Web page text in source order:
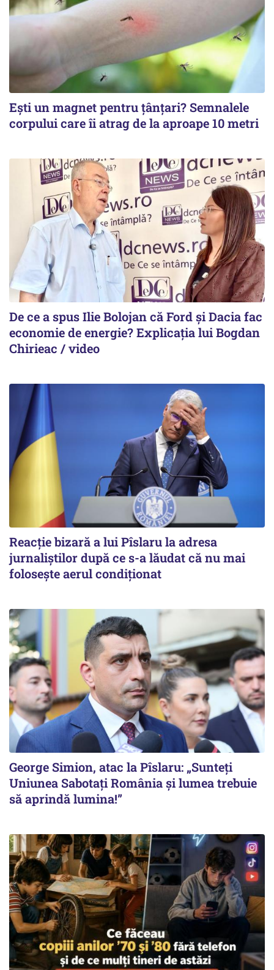
Ești un magnet pentru țânțari? Semnalele
corpului care îi atrag de la aproape 10 metri
De ce a spus Ilie Bolojan că Ford și Dacia fac
economie de energie? Explicația lui Bogdan
Chirieac / video
Reacție bizară a lui Pîslaru la adresa
jurnaliștilor după ce s-a lăudat că nu mai
folosește aerul condiționat
George Simion, atac la Pîslaru: „Sunteți
Uniunea Sabotați România și lumea trebuie
să aprindă lumina!”